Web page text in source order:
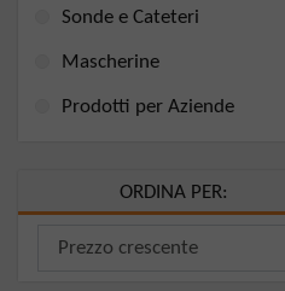
Sonde e Cateteri
Mascherine
Prodotti per Aziende
ORDINA PER: